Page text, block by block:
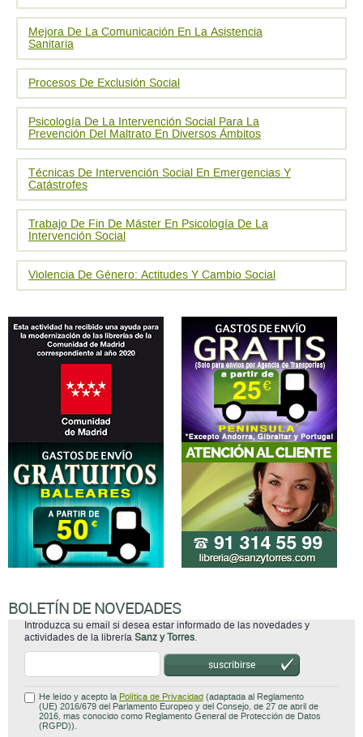
Mejora De La Comunicación En La Asistencia
Sanitaria
Procesos De Exclusión Social
Psicología De La Intervención Social Para La
Prevención Del Maltrato En Diversos Ámbitos
Técnicas De Intervención Social En Emergencias Y
Catástrofes
Trabajo De Fin De Máster En Psicología De La
Intervención Social
Violencia De Género: Actitudes Y Cambio Social
BOLETÍN DE NOVEDADES
Introduzca su email si desea estar informado de las novedades y
actividades de la librería Sanz y Torres.
suscribirse
He leído y acepto la Política de Privacidad (adaptada al Reglamento
(UE) 2016/679 del Parlamento Europeo y del Consejo, de 27 de abril de
2016, mas conocido como Reglamento General de Protección de Datos
(RGPD)).